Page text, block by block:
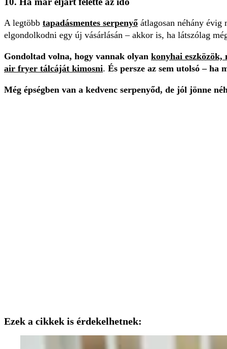
A legtöbb tapadásmentes serpenyő átlagosan néhány évig
elgondolkodni egy új vásárlásán – akkor is, ha látszólag
Gondoltad volna, hogy vannak olyan konyhai eszközök,
air fryer tálcáját kimosni. És persze az sem utolsó –
Még épségben van a kedvenc serpenyőd, de jól jönne
Ezek a cikkek is érdekelhetnek: